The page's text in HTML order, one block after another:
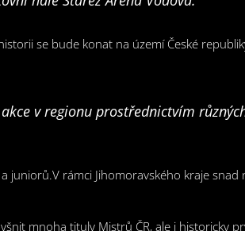
se bude konat na území České
v regionu prostřednictvím
rámci Jihomoravského kraje snad
mnoha tituly Mistrů ČR, ale i historicky